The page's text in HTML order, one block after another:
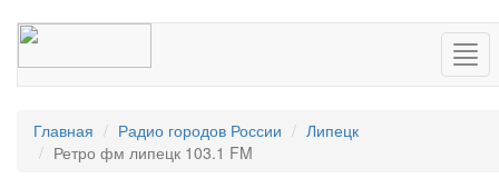
Главная Радио городов России
Липецк
Ретро фм липецк 103.1 FM